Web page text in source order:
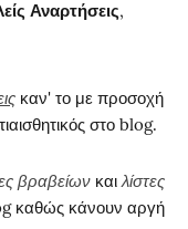
Αναρτήσεις,
καν' το με προσοχή
στο blog.
βραβείων καιλίστες
καθώς κάνουν αργή